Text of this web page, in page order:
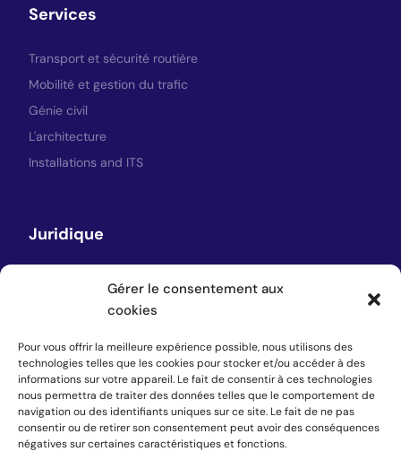
Gérer le consentement aux
cookies
Pour vous offrir la meilleure expérience possible, nous utilisons des
technologies telles que les cookies pour stocker et/ou accéder à des
informations sur votre appareil. Le fait de consentir à ces technologies
nous permettra de traiter des données telles que le comportement de
navigation ou des identifiants uniques sur ce site. Le fait de ne pas
consentir ou de retirer son consentement peut avoir des conséquences
négatives sur certaines caractéristiques et fonctions.
Services
Transport et sécurité routière
Mobilité et gestion du trafic
Génie civil
L'architecture
Installations and ITS
Juridique
Politique de confidentialité
Suivez-nous
LinkedIn